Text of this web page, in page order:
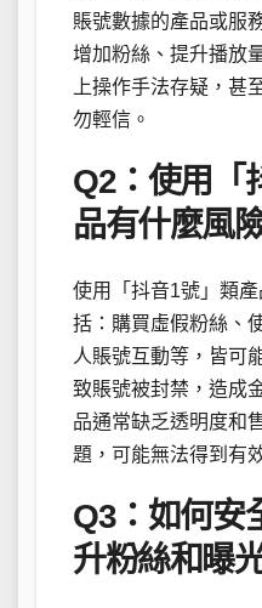
賬號數據的產品或服
增加粉絲、提升播放
上操作手法存疑，甚
勿輕信。
Q2：使用「
品有什麼風
使用「抖音1號」類
括：購買虛假粉絲、
人賬號互動等，皆可
致賬號被封禁，造成
品通常缺乏透明度和
題，可能無法得到有
Q3：如何安
升粉絲和曝